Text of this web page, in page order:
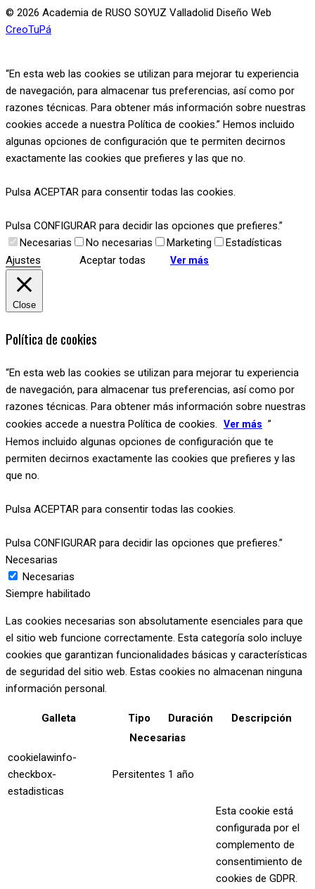
© 2026 Academia de RUSO SOYUZ Valladolid Diseño Web
CreoTuPá
“En esta web las cookies se utilizan para mejorar tu experiencia
de navegación, para almacenar tus preferencias, así como por
razones técnicas. Para obtener más información sobre nuestras
cookies accede a nuestra Política de cookies.” Hemos incluido
algunas opciones de configuración que te permiten decirnos
exactamente las cookies que prefieres y las que no.
Pulsa ACEPTAR para consentir todas las cookies.
Pulsa CONFIGURAR para decidir las opciones que prefieres.”
Necesarias
No necesarias Marketing
Estadísticas
Ajustes
Aceptar todas Ver más
Close
Política de cookies
“En esta web las cookies se utilizan para mejorar tu experiencia
de navegación, para almacenar tus preferencias, así como por
razones técnicas. Para obtener más información sobre nuestras
cookies accede a nuestra Política de cookies.
Ver más ”
Hemos incluido algunas opciones de configuración que te
permiten decirnos exactamente las cookies que prefieres y las
que no.
Pulsa ACEPTAR para consentir todas las cookies.
Pulsa CONFIGURAR para decidir las opciones que prefieres.”
Necesarias
Necesarias
Siempre habilitado
Las cookies necesarias son absolutamente esenciales para que
el sitio web funcione correctamente. Esta categoría solo incluye
cookies que garantizan funcionalidades básicas y características
de seguridad del sitio web. Estas cookies no almacenan ninguna
información personal.
Galleta Tipo Duración
Descripción
Necesarias
cookielawinfo-
checkbox-
estadisticas
Persitentes 1 año
Esta cookie está
configurada por el
complemento de
consentimiento de
cookies de GDPR.